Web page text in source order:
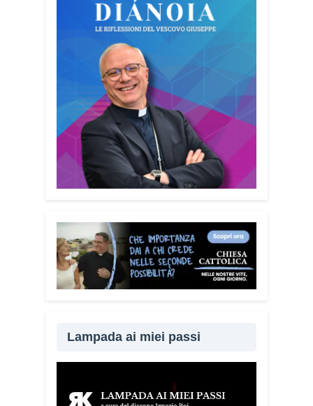
strumento fosse accessibile a tutti,
senza alcun fine commerciale, così da
raggiungere il maggior numero possibile
di cittadini. È anche un modo per dire a
chi è stato vittima di una truffa che non è
solo.Quanto è importante
coinvolgere anche familiari e
caregiver?È fondamentale. Questa
guida può essere tenuta in casa e
condivisa con i propri familiari. La
prevenzione passa anche attraverso il
differenza.Lei sta portando questo
progetto anche nei territori.
Sì, sto
incontrando tante comunità in tutta Italia.
Ringrazio i comuni, le prefetture e le
ad aderire c’è il Comune di Elmas.
un concetto: non bisogna avere paura di
denunciare o segnalare anche un
semplice tentativo di truffa. Ogni
Lampada ai miei passi